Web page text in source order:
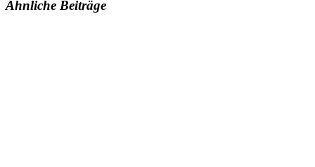
Ähnliche Beiträge